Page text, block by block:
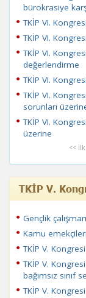
bürokrasiye
TKİP VI.
TKİP VI.
TKİP VI.
değerlendirme
TKİP VI.
TKİP VI.
sorunları
TKİP VI.
üzerine
<< İlk
TKİP V.
Gençlik
Kamu
TKİP V.
TKİP V.
bağımsız sınıf
TKİP V.